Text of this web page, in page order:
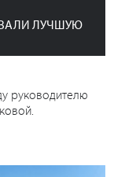
ЛУЧШУЮ
руководителю